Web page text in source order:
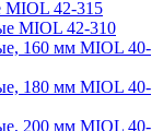
MIOL 42-315
MIOL 42-310
160 мм MIOL 40-
180 мм MIOL 40-
200 мм MIOL 40-